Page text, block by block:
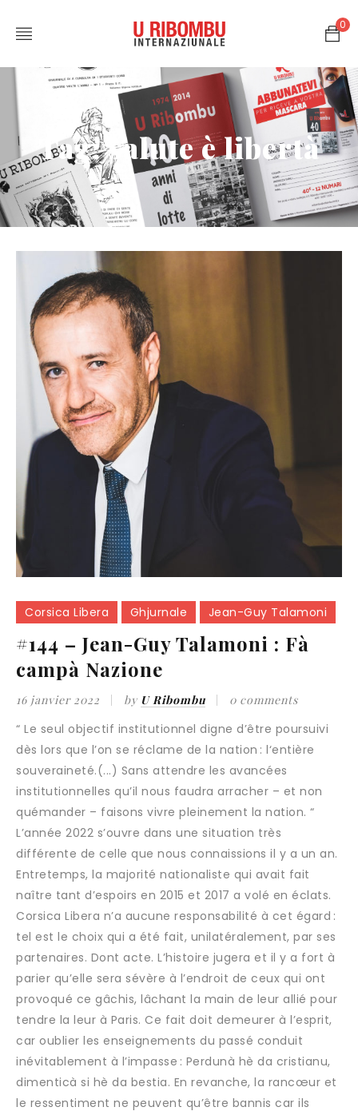
0
Tag: salute è libertà
Corsica Libera Ghjurnale Jean-Guy Talamoni
#144 – Jean-Guy Talamoni : Fà
campà Nazione
16 janvier 2022 by U Ribombu 0 comments
“ Le seul objectif institutionnel digne d’être poursuivi
dès lors que l’on se réclame de la nation : l‘entière
souveraineté.(...) Sans attendre les avancées
institutionnelles qu’il nous faudra arracher – et non
quémander – faisons vivre pleinement la nation. “
L’année 2022 s’ouvre dans une situation très
différente de celle que nous connaissions il y a un an.
Entretemps, la majorité nationaliste qui avait fait
naître tant d’espoirs en 2015 et 2017 a volé en éclats.
Corsica Libera n’a aucune responsabilité à cet égard :
tel est le choix qui a été fait, unilatéralement, par ses
partenaires. Dont acte. L’histoire jugera et il y a fort à
parier qu’elle sera sévère à l’endroit de ceux qui ont
provoqué ce gâchis, lâchant la main de leur allié pour
tendre la leur à Paris. Ce fait doit demeurer à l’esprit,
car oublier les enseignements du passé conduit
inévitablement à l’impasse : Perdunà hè da cristianu,
dimenticà si hè da bestia. En revanche, la rancœur et
le ressentiment ne peuvent qu’être bannis car ils